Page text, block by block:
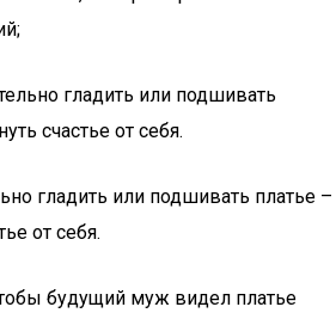
гладить или подшивать
счастье от себя.
гладить или подшивать платье –
от себя.
будущий муж видел платье